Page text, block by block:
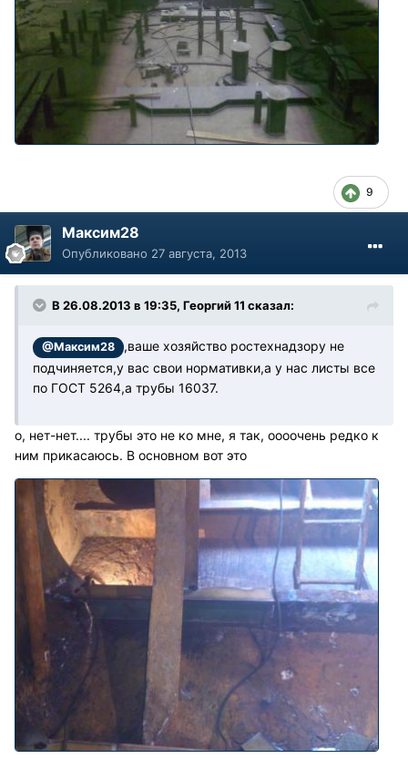
9
Максим28
Опубликовано 27 августа, 2013
В 26.08.2013 в 19:35, Георгий 11 сказал:
@Максим28
,ваше хозяйство ростехнадзору не
подчиняется,у вас свои нормативки,а у нас листы все
по ГОСТ 5264,а трубы 16037.
о, нет-нет.... трубы это не ко мне, я так, оооочень редко к
ним прикасаюсь. В основном вот это